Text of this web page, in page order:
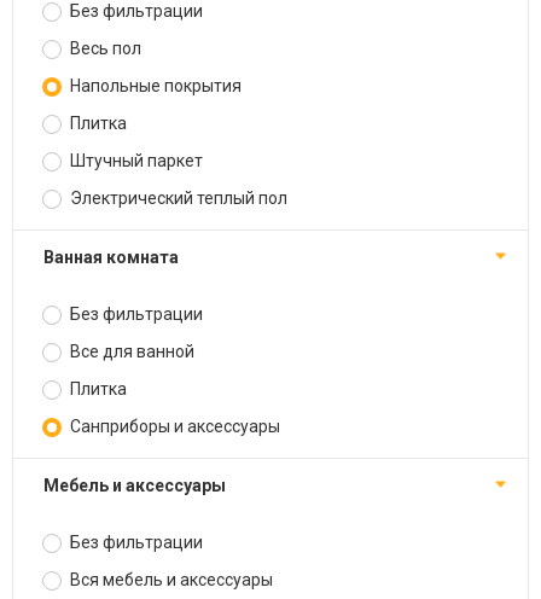
Без фильтрации
Весь пол
Напольные покрытия
Плитка
Штучный паркет
Электрический теплый пол
Ванная комната
Без фильтрации
Все для ванной
Плитка
Санприборы и аксессуары
Мебель и аксессуары
Без фильтрации
Вся мебель и аксессуары